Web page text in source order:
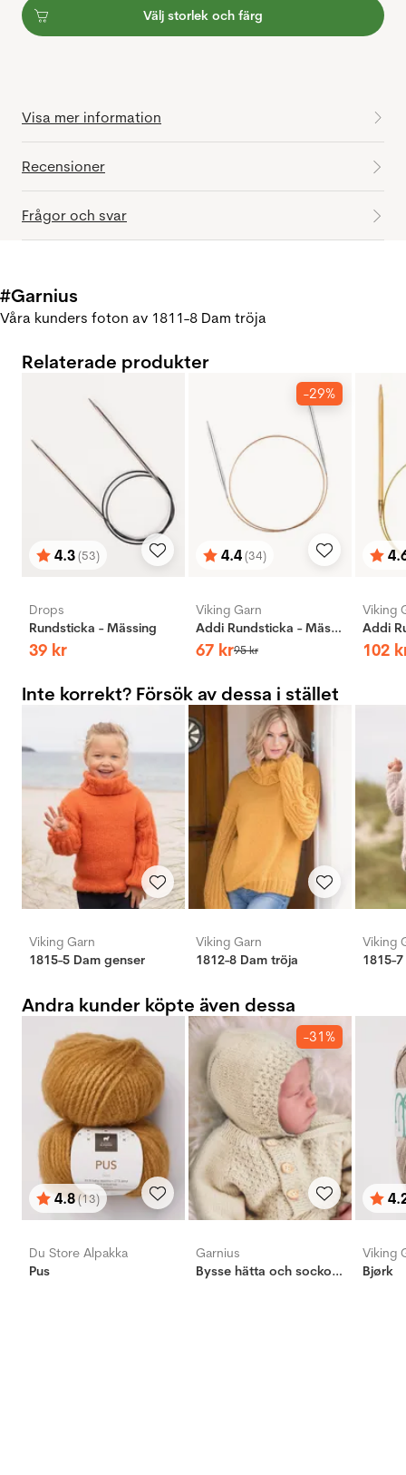
Välj storlek och färg
Visa mer information
Recensioner
Frågor och svar
#Garnius
Våra kunders foton av 1811-8 Dam tröja
Relaterade produkter
Betyg:
4.3(53)
utav 5 stjärnor
Drops
Rundsticka - Mässing
39 kr
-29%
Betyg:
4.4(34)
utav 5 stjärnor
Viking Garn
Addi Rundsticka - Mässing
67 kr95kr
utav
Viking
102
Inte korrekt? Försök av dessa i stället
Viking Garn
1815-5 Dam genser
Viking Garn
1812-8 Dam tröja
Viking
1815-
Andra kunder köpte även dessa
Betyg:
4.8(13)
utav 5 stjärnor
Du Store Alpakka
Pus
-31%
Garnius
Bysse hätta och sockor natur
utav
Viking
Bjørk